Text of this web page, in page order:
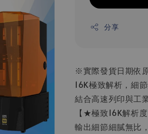
分享
※實際發貨日期依
16K極致解析，細
結合高速列印與工
【★極致16K解析度
輸出細節細膩無比